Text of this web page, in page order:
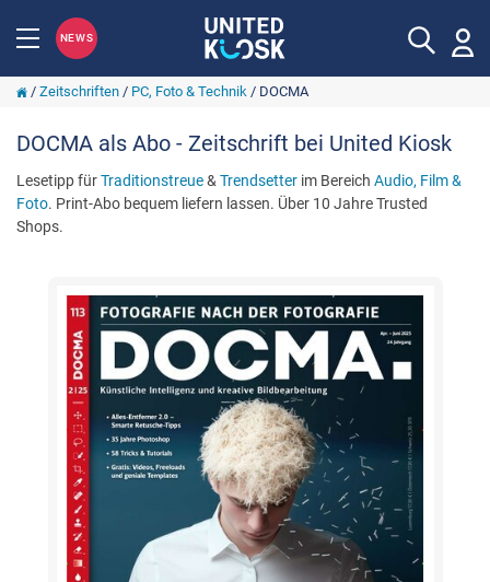
NEWS
/ Zeitschriften/ PC, Foto & Technik/ DOCMA
DOCMA als Abo - Zeitschrift bei United Kiosk
Lesetipp fürTraditionstreue& Trendsetter im Bereich Audio, Film &
Foto. Print-Abo bequem liefern lassen. Über 10 Jahre Trusted
Shops.